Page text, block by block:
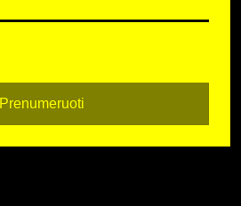
Prenumeruoti